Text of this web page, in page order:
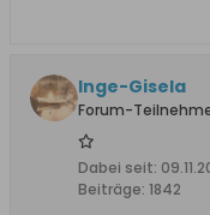
Inge-Gisela
Forum-
Dabei seit:
Beiträge: 1842